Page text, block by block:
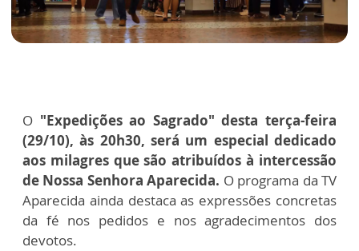
O "Expedições ao Sagrado" desta terça-feira
(29/10), às 20h30, será um especial dedicado
aos milagres que são atribuídos à intercessão
de Nossa Senhora Aparecida. O programa da TV
Aparecida ainda destaca as expressões concretas
da fé nos pedidos e nos agradecimentos dos
devotos.